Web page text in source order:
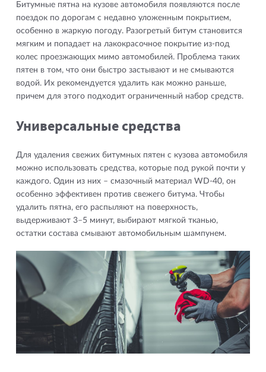
Битумные пятна на кузове автомобиля появляются после
поездок по дорогам с недавно уложенным покрытием,
особенно в жаркую погоду. Разогретый битум становится
мягким и попадает на лакокрасочное покрытие из-под
колес проезжающих мимо автомобилей. Проблема таких
пятен в том, что они быстро застывают и не смываются
водой. Их рекомендуется удалить как можно раньше,
причем для этого подходит ограниченный набор средств.
Универсальные средства
Для удаления свежих битумных пятен с кузова автомобиля
можно использовать средства, которые под рукой почти у
каждого. Один из них – смазочный материал WD-40, он
особенно эффективен против свежего битума. Чтобы
удалить пятна, его распыляют на поверхность,
выдерживают 3–5 минут, выбирают мягкой тканью,
остатки состава смывают автомобильным шампунем.